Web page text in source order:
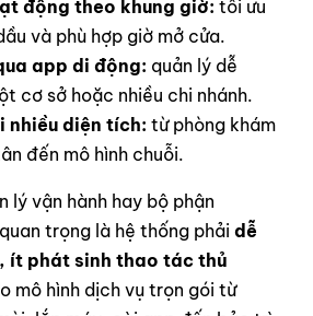
động theo khung giờ: tối ưu
và phù hợp giờ mở cửa.
app di động: quản lý dễ
cơ sở hoặc nhiều chi nhánh.
nhiều diện tích: từ phòng khám
đến mô hình chuỗi.
lý vận hành hay bộ phận
trọng là hệ thống phải dễ
ít phát sinh thao tác thủ
mô hình dịch vụ trọn gói từ